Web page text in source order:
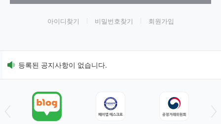
아이디찾기 비밀번호찾기 회원가입
등록된 공지사항이 없습니다.